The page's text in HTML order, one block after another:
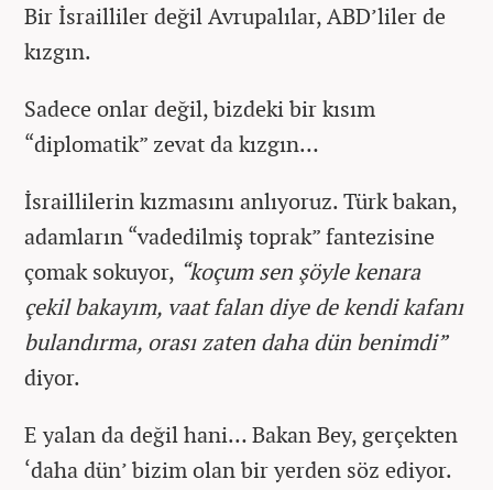
Bir İsrailliler değil Avrupalılar, ABD’liler de
kızgın.
Sadece onlar değil, bizdeki bir kısım
“diplomatik” zevat da kızgın…
İsraillilerin kızmasını anlıyoruz. Türk bakan,
adamların “vadedilmiş toprak” fantezisine
çomak sokuyor, “koçum sen şöyle kenara
çekil bakayım, vaat falan diye de kendi kafanı
bulandırma, orası zaten daha dün benimdi”
diyor.
E yalan da değil hani… Bakan Bey, gerçekten
‘daha dün’ bizim olan bir yerden söz ediyor.